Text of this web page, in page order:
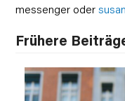
messenger oder
Frühere